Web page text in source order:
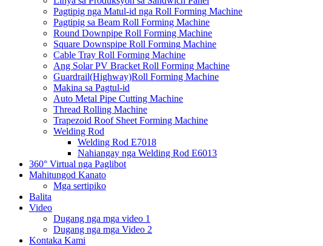
Pagtipig nga Matul-id nga Roll Forming Machine
Pagtipig sa Beam Roll Forming Machine
Round Downpipe Roll Forming Machine
Square Downspipe Roll Forming Machine
Cable Tray Roll Forming Machine
Ang Solar PV Bracket Roll Forming Machine
Guardrail(Highway)Roll Forming Machine
Makina sa Pagtul-id
Auto Metal Pipe Cutting Machine
Thread Rolling Machine
Trapezoid Roof Sheet Forming Machine
Welding Rod
Welding Rod E7018
Nahiangay nga Welding Rod E6013
360° Virtual nga Paglibot
Mahitungod Kanato
Mga sertipiko
Balita
Video
Dugang nga mga video 1
Dugang nga mga Video 2
Kontaka Kami